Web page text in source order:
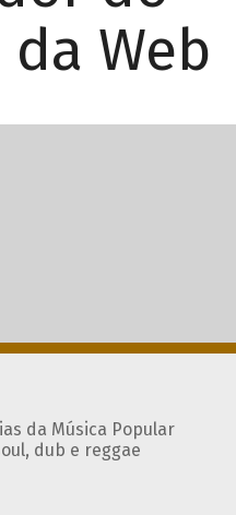
Web
da Música Popular
dub e reggae